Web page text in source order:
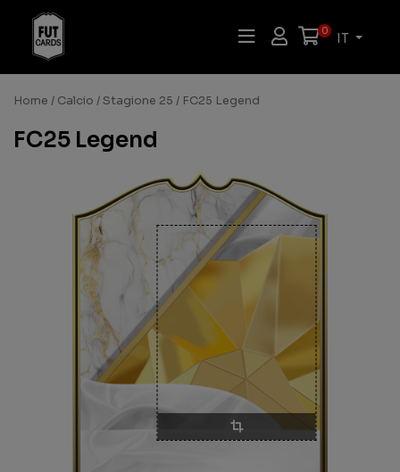
0 IT
Home / Calcio /Stagione 25 / FC25 Legend
FC25 Legend